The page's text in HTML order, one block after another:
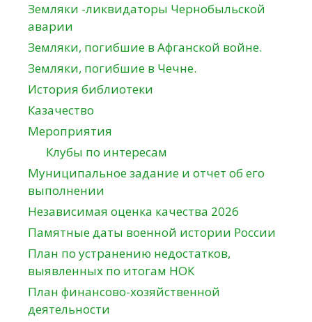
Земляки -ликвидаторы Чернобыльской
аварии
Земляки, погибшие в Афганской войне.
Земляки, погибшие в Чечне.
История библиотеки
Казачество
Мероприятия
Клубы по интересам
Муниципальное задание и отчет об его
выполнении
Независимая оценка качества 2026
Памятные даты военной истории России
План по устранению недостатков,
выявленных по итогам НОК
План финансово-хозяйственной
деятельности